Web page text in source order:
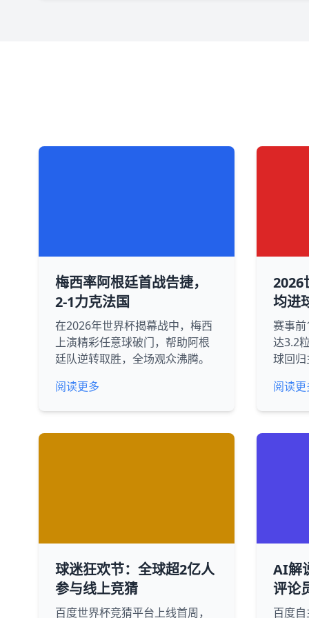
梅西率阿根廷首战告捷，
2-1力克法国
在2026年世界杯揭幕战中，梅西
上演精彩任意球破门，帮助阿根
廷队逆转取胜，全场观众沸腾。
阅读更多
2026
均进
赛事
达3.2
球回
阅读
球迷狂欢节：全球超2亿人
参与线上竞猜
百度世界杯竞猜平台上线首周，
AI解
评论
百度